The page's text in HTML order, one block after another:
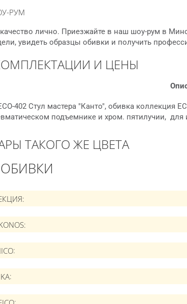
РУМ
лично. Приезжайте в наш шоу-рум в
увидеть образцы обивки и получить
И ЦЕНЫ
402 Стул мастера "Канто", обивка коллекция
подъемнике и хром. пятилучии, для
ТАКОГО ЖЕ ЦВЕТА